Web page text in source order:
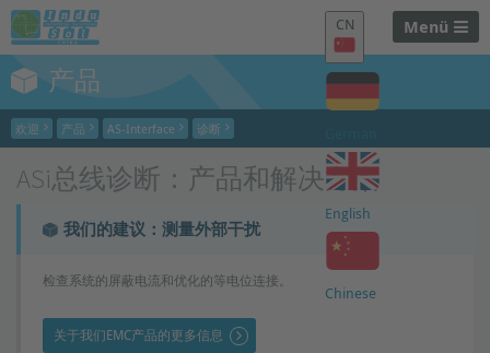
Menü
CN
English
Chinese
产品
欢迎 产品 AS-Interface 诊断
ASi总线诊断：产品和解决方案
我们的建议：测量外部干扰
检查系统的屏蔽电流和优化的等电位连接。
关于我们EMC产品的更多信息